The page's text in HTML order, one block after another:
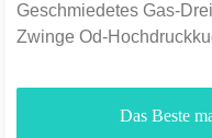
Geschmiedetes Gas-
Zwinge Od-
Das Beste